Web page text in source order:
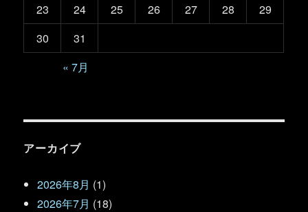
23
24 25 26 27 28
29
30
31
« 7月
アーカイブ
2026年8月 (1)
2026年7月 (18)